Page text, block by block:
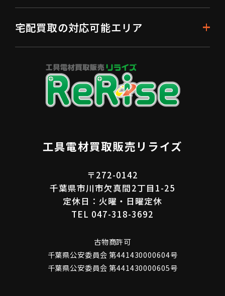
工具電材買取販売リライズ
〒272-0142
千葉県市川市欠真間2丁目1-25
定休日：火曜・日曜定休
TEL 047-318-3692
古物商許可
千葉県公安委員会 第441430000604号
千葉県公安委員会 第441430000605号
宅配買取の対応可能エリア